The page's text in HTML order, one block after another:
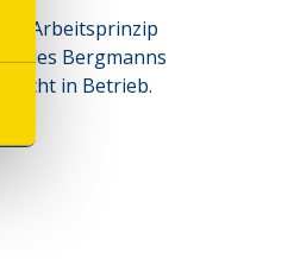
Arbeitsprinzip
des Bergmanns
nicht in Betrieb.